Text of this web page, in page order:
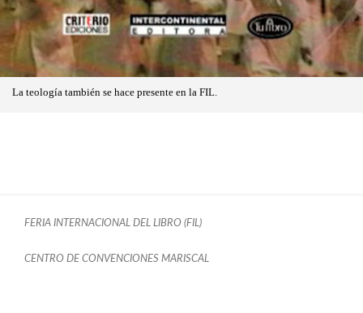
La teología también se hace presente en la FIL.
FERIA INTERNACIONAL DEL LIBRO (FIL)
CENTRO DE CONVENCIONES MARISCAL